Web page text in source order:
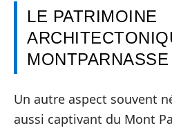
LE PATRIMOINE
MONTPARNASSE
Un autre aspect souvent
aussi captivant du Mont